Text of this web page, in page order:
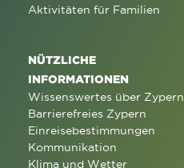
Aktivitäten für Familien
NÜTZLICHE
INFORMATIONEN
Wissenswertes über Zypern
Barrierefreies Zypern
Einreisebestimmungen
Kommunikation
Klima und Wetter